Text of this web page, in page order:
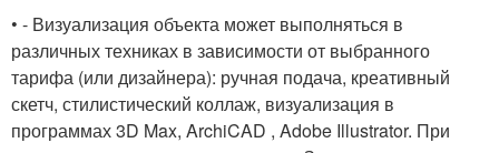
• - Визуализация объекта может выполняться в
различных техниках в зависимости от выбранного
тарифа (или дизайнера): ручная подача, креативный
скетч, стилистический коллаж, визуализация в
программах 3D Max, ArchiCAD , Adobe Illustrator. При